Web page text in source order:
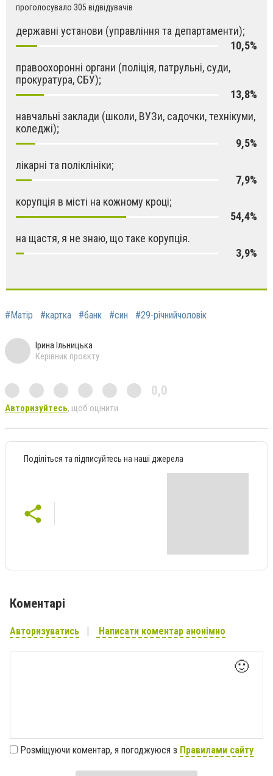
проголосувало 305 відвідувачів
державні установи (управління та департаменти);
10,5%
правоохоронні органи (поліція, патрульні, суди,
прокуратура, СБУ);
13,8%
навчальні заклади (школи, ВУЗи, садочки, технікуми,
коледжі);
9,5%
лікарні та поліклініки;
7,9%
корупція в місті на кожному кроці;
54,4%
на щастя, я не знаю, що таке корупція.
3,9%
#Матір #картка #банк #син #29-річнийчоловік
Ірина Ільницька
Керівник проєкту
0,0
Авторизуйтесь, щоб оцінити
Поділіться та підписуйтесь на наші джерела
Коментарі
Авторизуватись Написати коментар анонімно
🙂
Розміщуючи коментар, я погоджуюся з Правилами сайту